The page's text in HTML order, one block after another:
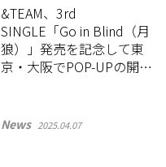
&TEAM、3rd
SINGLE「Go in Blind（月
狼）」発売を記念して東
京・大阪でPOP-UPの開催
News 2025.04.07